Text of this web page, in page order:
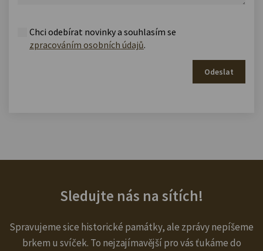
Chci odebírat novinky a souhlasím se
zpracováním osobních údajů.
Odeslat
Sledujte nás na sítích!
Spravujeme sice historické památky, ale zprávy nepíšeme
brkem u svíček. To nejzajímavější pro vás ťukáme do